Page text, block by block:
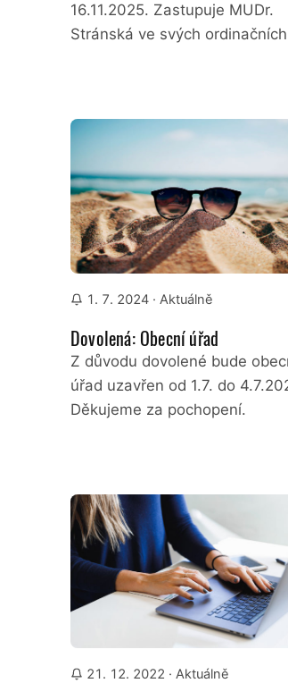
16.11.2025. Zastupuje MUDr.
Stránská ve svých
1. 7. 2024· Aktuálně
Dovolená: Obecní úřad
Z důvodu dovolené bude
úřad uzavřen od 1.7. do
Děkujeme za pochopení.
21. 12. 2022 · Aktuálně